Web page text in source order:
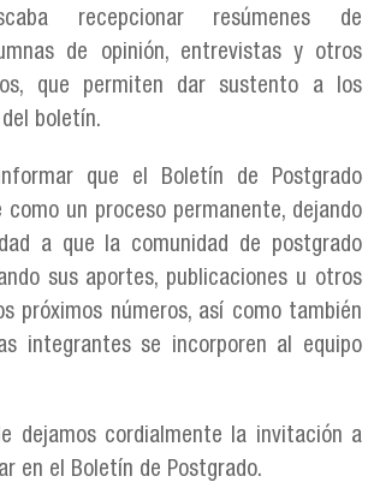
recepcionar resúmenes de
de opinión, entrevistas y otros
que permiten dar sustento a los
boletín.
que el Boletín de Postgrado
como un proceso permanente, dejando
a que la comunidad de postgrado
sus aportes, publicaciones u otros
próximos números, así como también
integrantes se incorporen al equipo
dejamos cordialmente la invitación a
en el Boletín de Postgrado.